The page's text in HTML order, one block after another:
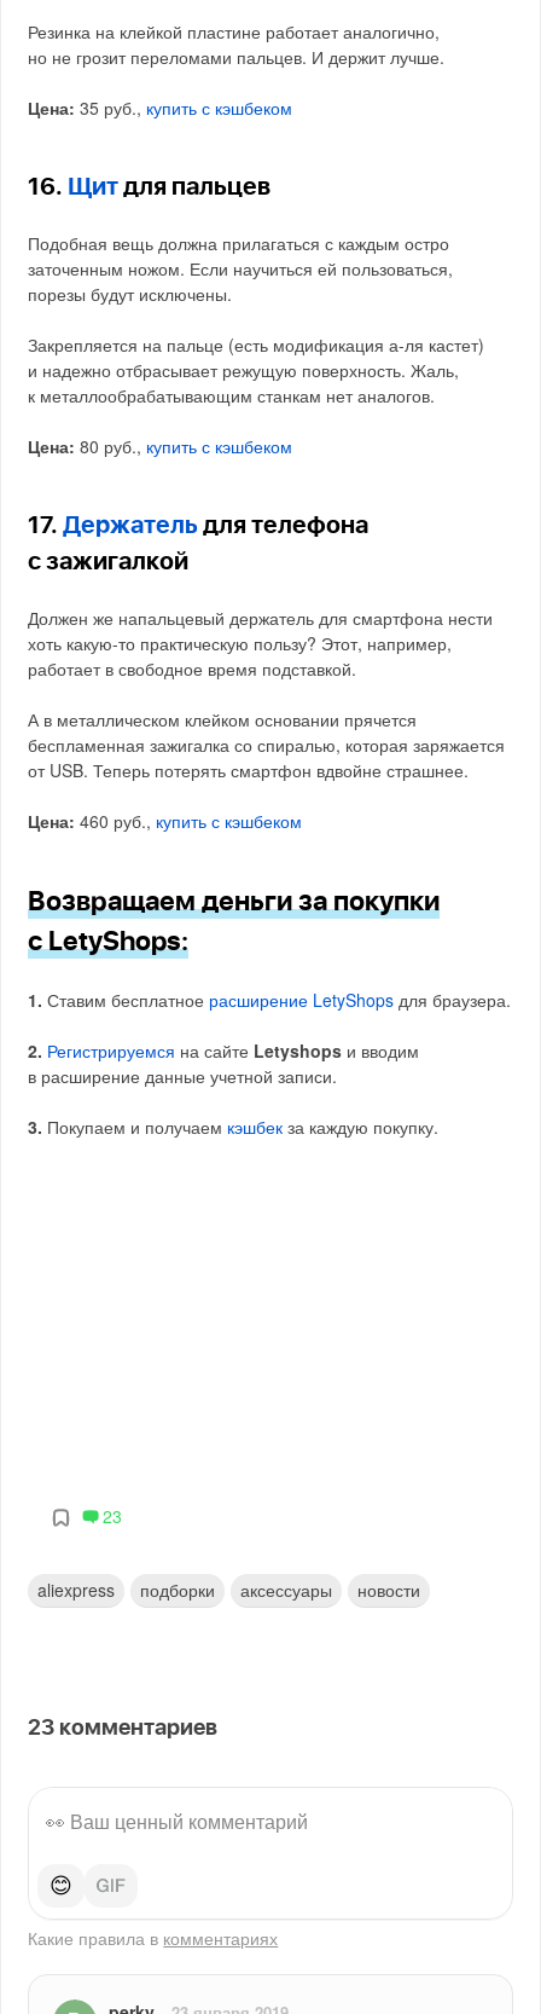
Резинка на клейкой пластине работает аналогично,
но не грозит переломами пальцев. И держит лучше.
Цена: 35 руб., купить с кэшбеком
16. Щит для пальцев
Подобная вещь должна прилагаться с каждым остро
заточенным ножом. Если научиться ей пользоваться,
порезы будут исключены.
Закрепляется на пальце (есть модификация а-ля кастет)
и надежно отбрасывает режущую поверхность. Жаль,
к металлообрабатывающим станкам нет аналогов.
Цена: 80 руб., купить с кэшбеком
17.Держатель для телефона
с зажигалкой
Должен же напальцевый держатель для смартфона нести
хоть какую-то практическую пользу? Этот, например,
работает в свободное время подставкой.
А в металлическом клейком основании прячется
беспламенная зажигалка со спиралью, которая заряжается
от USB. Теперь потерять смартфон вдвойне страшнее.
Цена: 460 руб., купить с кэшбеком
Возвращаем деньги за покупки
с LetyShops:
1. Ставим бесплатное расширение LetyShops для браузера.
2. Регистрируемся на сайте Letyshops и вводим
в расширение данные учетной записи.
3. Покупаем и получаем кэшбек за каждую покупку.
23
aliexpress подборки аксессуары новости
23 комментариев
😊
Какие правила в комментариях